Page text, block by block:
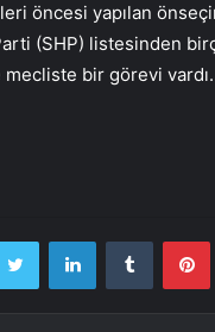
öncesi yapılan
(SHP) listesinden
bir görevi vardı.
Twitter LinkedInTumblr